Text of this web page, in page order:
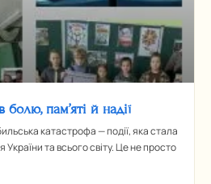
пам’яті й надії
катастрофа — події, яка стала
та всього світу. Це не просто